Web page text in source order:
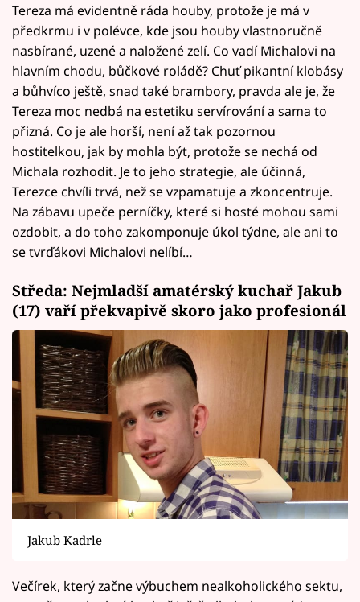
Tereza má evidentně ráda houby, protože je má v
předkrmu i v polévce, kde jsou houby vlastnoručně
nasbírané, uzené a naložené zelí. Co vadí Michalovi na
hlavním chodu, bůčkové roládě? Chuť pikantní klobásy
a bůhvíco ještě, snad také brambory, pravda ale je, že
Tereza moc nedbá na estetiku servírování a sama to
přizná. Co je ale horší, není až tak pozornou
hostitelkou, jak by mohla být, protože se nechá od
Michala rozhodit. Je to jeho strategie, ale účinná,
Terezce chvíli trvá, než se vzpamatuje a zkoncentruje.
Na zábavu upeče perníčky, které si hosté mohou sami
ozdobit, a do toho zakomponuje úkol týdne, ale ani to
se tvrďákovi Michalovi nelíbí…
Středa: Nejmladší amatérský kuchař Jakub
(17) vaří překvapivě skoro jako profesionál
Jakub Kadrle
Večírek, který začne výbuchem nealkoholického sektu,